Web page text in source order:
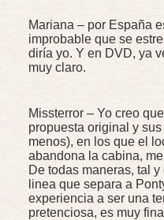
Mariana – por España
improbable que se
diría yo. Y en DVD, ya
muy claro.
Missterror – Yo creo
propuesta original y
menos), en los que el
abandona la cabina,
De todas maneras, tal
linea que separa a
experiencia a ser una
pretenciosa, es muy